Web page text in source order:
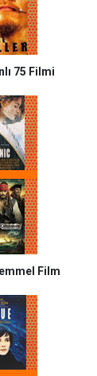
75 Filmi
Film